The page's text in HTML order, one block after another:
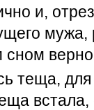
и,
мужа,
сном
теща,
встала,